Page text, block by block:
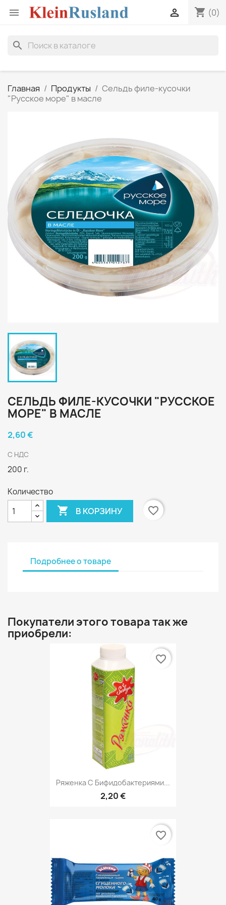
 shopping_cart (0)

search
Главная Продукты
Сельдь филе-кусочки
"Русское море" в масле
СЕЛЬДЬ ФИЛЕ-КУСОЧКИ "РУССКОЕ
МОРЕ" В МАСЛЕ
2,60 €
С НДС
200 г.
Количество
 В КОРЗИНУ favorite_border
Подробнее о товаре
Покупатели этого товара так же
приобрели:
Ряженка С Бифидобактериями...
2,20 €
favorite_border
favorite_border